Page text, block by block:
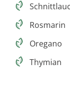
Rosmarin
Oregano
Thymian